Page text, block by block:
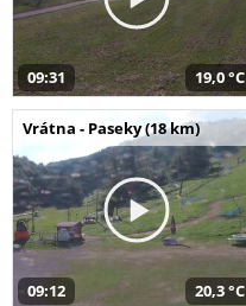
09:31 19,0 °C
Vrátna - Paseky (18 km)
09:12 20,3 °C